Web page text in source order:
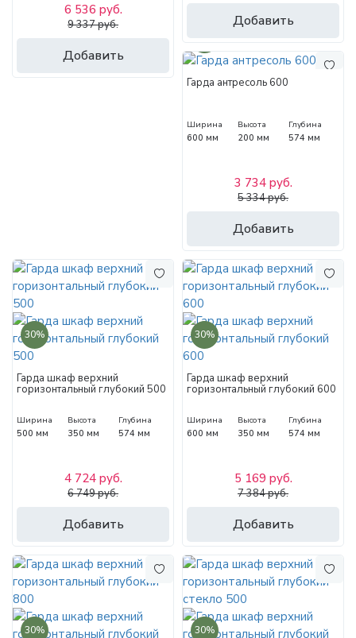
Добавить
6 536 руб.
9 337 руб. Добавить
Гарда антресоль 600
Ширина
600 мм
Высота
200 мм
Глубина
574 мм
Добавить
3 734 руб.
5 334 руб.
30%
Гарда шкаф верхний
горизонтальный глубокий 500
Ширина
500 мм
Высота
350 мм
Глубина
574 мм
Добавить
4 724 руб.
6 749 руб.
30%
Гарда шкаф верхний
горизонтальный глубокий 600
Ширина
600 мм
Высота
350 мм
Глубина
574 мм
Добавить
5 169 руб.
7 384 руб.
30% 30%